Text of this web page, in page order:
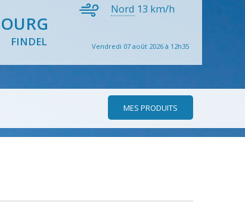
FINDEL
Nord 13 km/h
Vendredi 07 août 2026 à 12h35
MES PRODUITS